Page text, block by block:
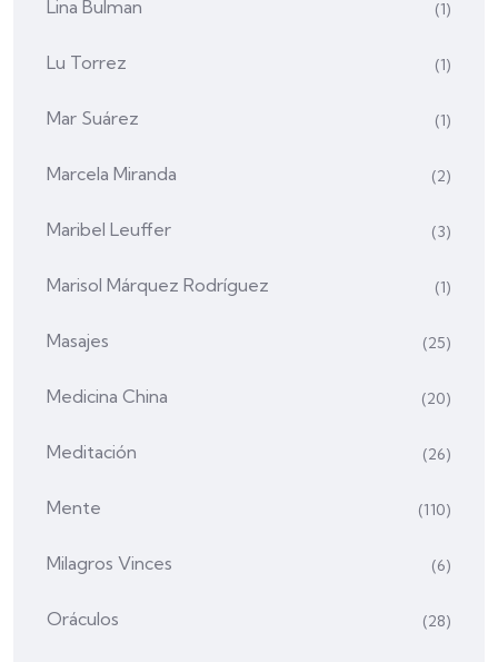
Lina Bulman (1)
Lu Torrez (1)
Mar Suárez (1)
Marcela Miranda (2)
Maribel Leuffer (3)
Marisol Márquez Rodríguez (1)
Masajes (25)
Medicina China (20)
Meditación (26)
Mente (110)
Milagros Vinces (6)
Oráculos (28)